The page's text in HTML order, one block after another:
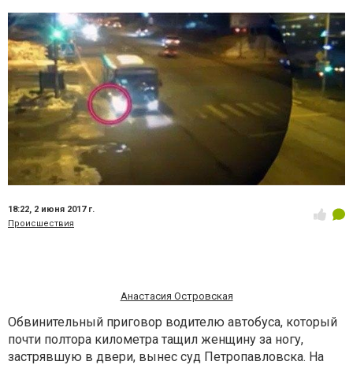
18:22, 2 июня 2017 г.
Происшествия
Анастасия Островская
Обвинительный приговор водителю автобуса, который
почти полтора километра тащил женщину за ногу,
застрявшую в двери, вынес суд Петропавловска. На